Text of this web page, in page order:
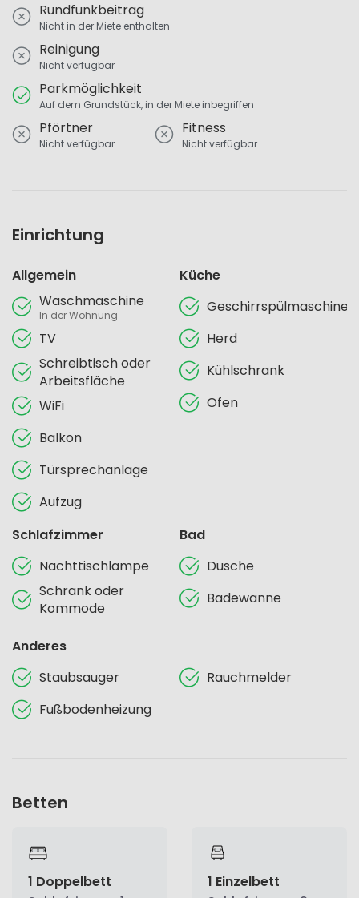
Rundfunkbeitrag
Nicht in der Miete enthalten
Reinigung
Nicht verfügbar
Parkmöglichkeit
Auf dem Grundstück, in der Miete inbegriffen
Pförtner
Nicht verfügbar
Fitness
Nicht verfügbar
Einrichtung
Allgemein
Waschmaschine
In der Wohnung
TV
Schreibtisch oder
Arbeitsfläche
WiFi
Balkon
Türsprechanlage
Aufzug
Küche
Geschirrspülmaschine
Herd
Kühlschrank
Ofen
Schlafzimmer
Nachttischlampe
Schrank oder
Kommode
Bad
Dusche
Badewanne
Anderes
Staubsauger
Rauchmelder
Fußbodenheizung
Betten
1 Doppelbett
1 Einzelbett